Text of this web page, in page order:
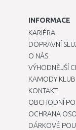
INFORMACE
KARIÉRA
DOPRAVNÍ
O NÁS
VÝHODNĚJŠÍ
KAMODY KLUB
KONTAKT
OBCHODNÍ
OCHRANA
DÁRKOVÉ